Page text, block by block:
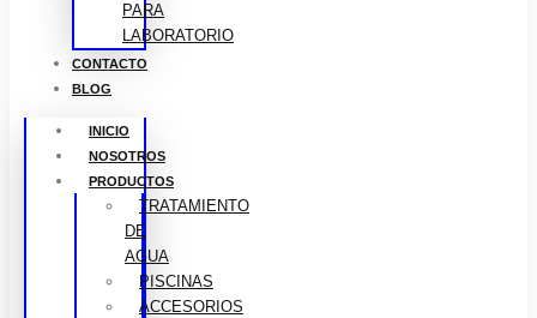
PARA
LABORATORIO
CONTACTO
BLOG
INICIO
NOSOTROS
PRODUCTOS
TRATAMIENTO
DE
AGUA
PISCINAS
ACCESORIOS